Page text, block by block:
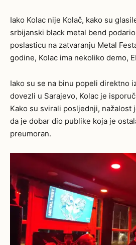
Iako Kolac nije Kolač, kako su
srbijanski black metal bend
poslasticu na zatvaranju Metal
godine, Kolac ima nekoliko demo,
Iako su se na binu popeli direktno
dovezli u Sarajevo, Kolac je
Kako su svirali posljednji, nažalost
da je dobar dio publike koja je
preumoran.